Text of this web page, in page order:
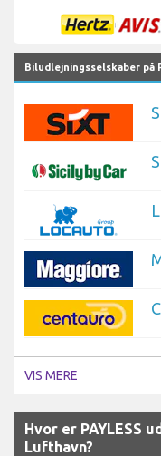
Biludlejningsselskaber på
VIS MERE
Hvor er PAYLESS
Lufthavn?